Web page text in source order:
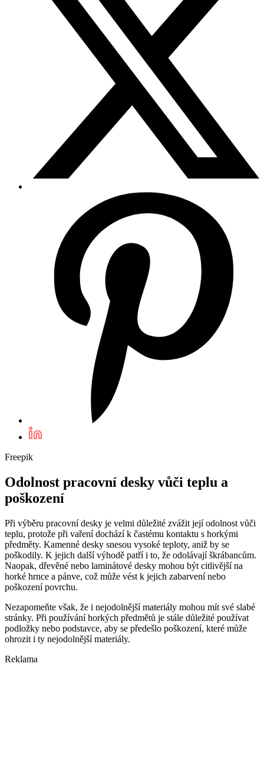
Freepik
Odolnost pracovní desky vůči teplu a
poškození
Při výběru pracovní desky je velmi důležité zvážit její odolnost vůči
teplu, protože při vaření dochází k častému kontaktu s horkými
předměty. Kamenné desky snesou vysoké teploty, aniž by se
poškodily. K jejich další výhodě patří i to, že odolávají škrábancům.
Naopak, dřevěné nebo laminátové desky mohou být citlivější na
horké hrnce a pánve, což může vést k jejich zabarvení nebo
poškození povrchu.
Nezapomeňte však, že i nejodolnější materiály mohou mít své slabé
stránky. Při používání horkých předmětů je stále důležité používat
podložky nebo podstavce, aby se předešlo poškození, které může
ohrozit i ty nejodolnější materiály.
Reklama